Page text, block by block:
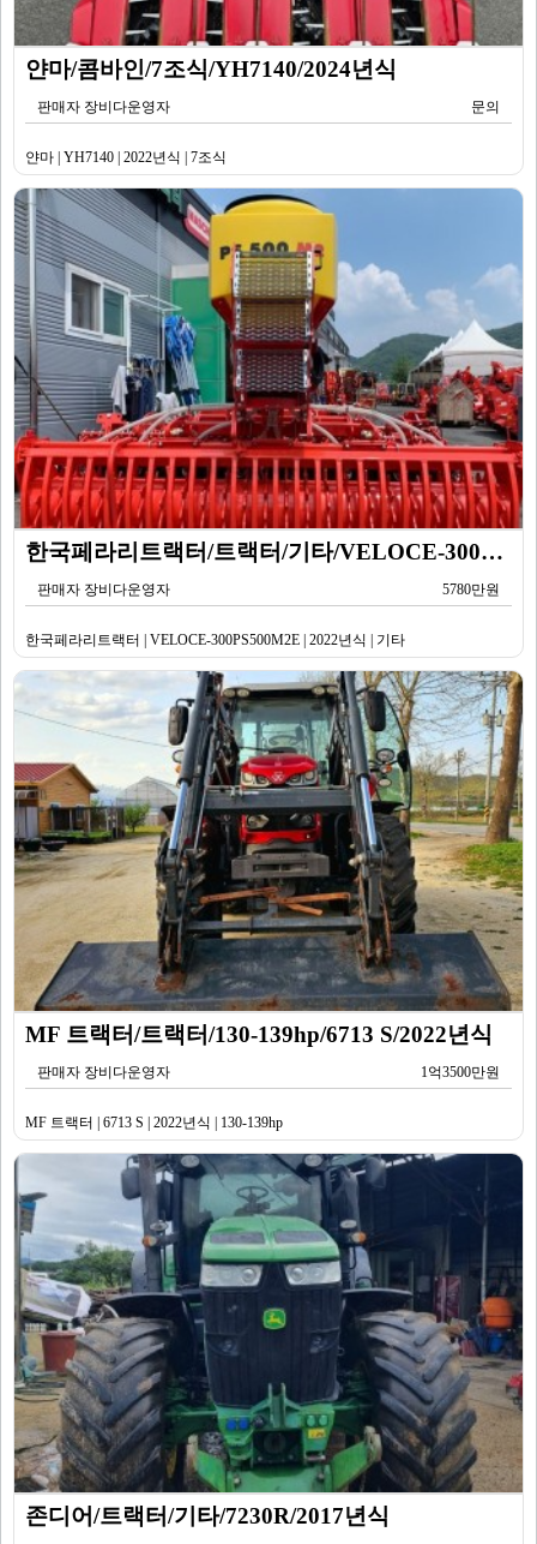
얀마/콤바인/7조식/YH7140/2024년식
판매자 장비다운영자 문의
얀마 | YH7140 | 2022년식 | 7조식
한국페라리트랙터/트랙터/기타/VELOCE-300PS500M2E/2022년식
판매자 장비다운영자 5780만원
한국페라리트랙터 | VELOCE-300PS500M2E | 2022년식 | 기타
MF 트랙터/트랙터/130-139hp/6713 S/2022년식
판매자 장비다운영자 1억3500만원
MF 트랙터 | 6713 S | 2022년식 | 130-139hp
존디어/트랙터/기타/7230R/2017년식